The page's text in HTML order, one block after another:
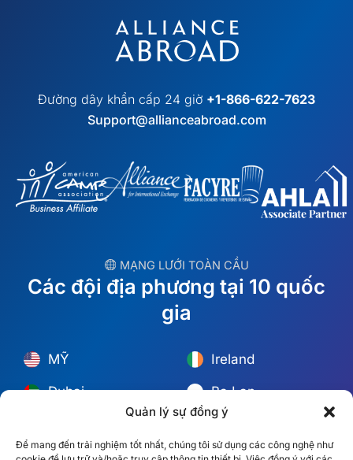
Quản lý sự đồng ý
Để mang đến trải nghiệm tốt nhất, chúng tôi sử dụng các công nghệ như
Đường dây khẩn cấp 24 giờ +1-866-622-7623
Support@allianceabroad.com
︎ MẠNG LƯỚI TOÀN CẦU
Các đội địa phương tại 10 quốc
gia
MỸ
Dubai
España
Ireland
Ba Lan
Úc
S. Châu Phi